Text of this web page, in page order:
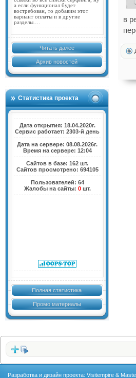
а если функционал будет
востребован, то добавим этот
вариант оплаты и в другие
разделы.…
Читать далее
Архив новостей
Статистика проекта
Дата открытия: 18.04.2020г.
Сервис работает: 2303-й день
Дата на сервере: 08.08.2026г.
Время на сервере: 12:04
Сайтов в базе: 162 шт.
Сайтов просмотрено: 694105
Пользователей: 64
Жалобы на сайты: 0шт.
Полная статистика
Промо материалы
в
Разработка и дизайн проекта: Visitempire &